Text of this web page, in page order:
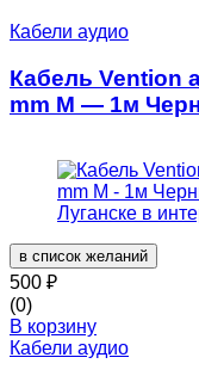
Кабели аудио
Кабель Vention
mm M — 1м
в список желаний
500 ₽
(0)
В корзину
Кабели аудио